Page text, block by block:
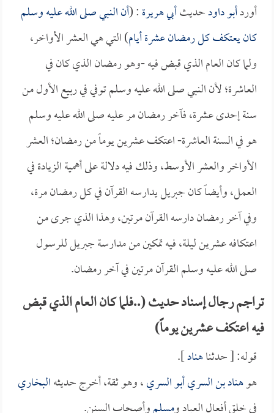
أوردأبو داودحديثأبي هريرة: (أن النبي صلى الله عليه وسلم
كان يعتكف كل رمضان عشرة أيام) التي هي العشر الأواخر،
ولما كان العام الذي قبض فيه -وهو رمضان الذي كان في
العاشرة؛ لأن النبي صلى الله عليه وسلم توفي في ربيع الأول من
سنة إحدى عشرة، فآخر رمضان مر عليه صلى الله عليه وسلم
هو في السنة العاشرة- اعتكف عشرين يوماً من رمضان؛ العشر
الأواخر والعشر الأوسط، وذلك فيه دلالة على أهمية الزيادة في
العمل، وأيضاً كان جبريل يدارسه القرآن في كل رمضان مرة،
وفي آخر رمضان دارسه القرآن مرتين، وهذا الذي جرى من
اعتكافه عشرين ليلة، فيه تمكين من مدارسة جبريل للرسول
صلى الله عليه وسلم القرآن مرتين في آخر رمضان.
تراجم رجال إسناد حديث (..فلما كان العام الذي قبض
فيه اعتكف عشرين يوماً)
قوله: [ حدثناهناد].
هوهناد بن السري أبو السري، وهو ثقة، أخرج حديثهالبخاري